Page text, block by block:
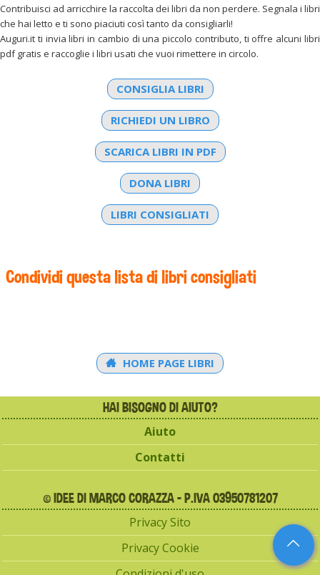
Contribuisci ad arricchire la raccolta dei libri da non perdere. Segnala i libri
che hai letto e ti sono piaciuti così tanto da consigliarli!
Auguri.it ti invia libri in cambio di una piccolo contributo, ti offre alcuni libri
pdf gratis e raccoglie i libri usati che vuoi rimettere in circolo.
CONSIGLIA LIBRI
RICHIEDI UN LIBRO
SCARICA LIBRI IN PDF
DONA LIBRI
LIBRI CONSIGLIATI
Condividi questa lista di libri consigliati
HOME PAGE LIBRI
HAI BISOGNO DI AIUTO?
Aiuto
Contatti
© IDEE DI MARCO CORAZZA - P.IVA 03950781207
Privacy Sito
Privacy Cookie